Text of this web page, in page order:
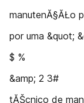
manutenĂ§ĂŁo
por uma &quot;
$ %
&amp; 2 3#
tĂŠcnico de